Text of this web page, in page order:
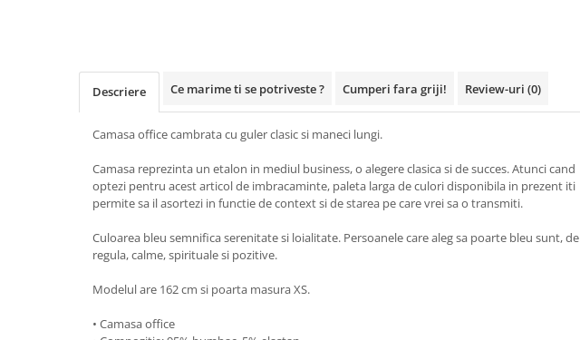
Descriere Ce marime ti se potriveste ? Cumperi fara griji! Review-uri (0)
Camasa office cambrata cu guler clasic si maneci lungi.
Camasa reprezinta un etalon in mediul business, o alegere clasica si de succes. Atunci cand
optezi pentru acest articol de imbracaminte, paleta larga de culori disponibila in prezent iti
permite sa il asortezi in functie de context si de starea pe care vrei sa o transmiti.
Culoarea bleu semnifica serenitate si loialitate. Persoanele care aleg sa poarte bleu sunt, de
regula, calme, spirituale si pozitive.
Modelul are 162 cm si poarta masura XS.
• Camasa office